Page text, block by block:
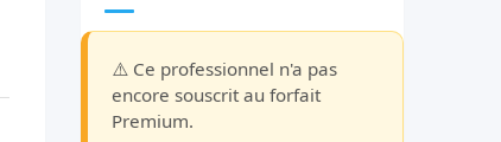
⚠️ Ce professionnel n'a pas
encore souscrit au forfait
Premium.